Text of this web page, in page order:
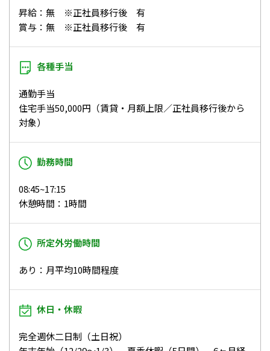
昇給：無 ※正社員移行後 有
賞与：無 ※正社員移行後 有
各種手当
通勤手当
住宅手当50,000円（賃貸・月額上限／正社員移行後から
対象）
勤務時間
08:45~17:15
休憩時間：1時間
所定外労働時間
あり：月平均10時間程度
休日・休暇
完全週休二日制（土日祝）